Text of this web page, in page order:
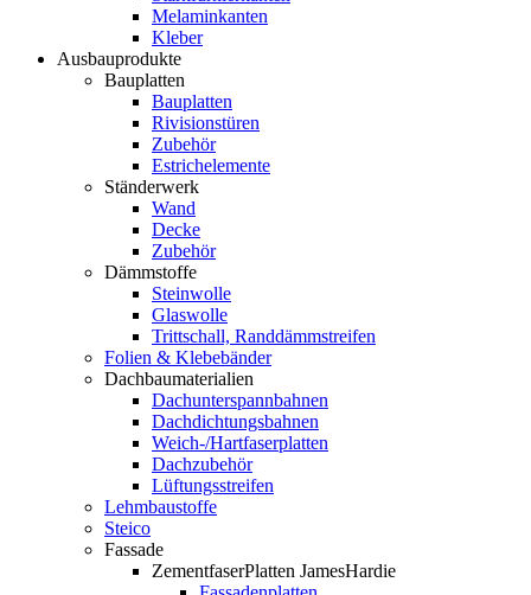
Melaminkanten
Kleber
Ausbauprodukte
Bauplatten
Bauplatten
Rivisionstüren
Zubehör
Estrichelemente
Ständerwerk
Wand
Decke
Zubehör
Dämmstoffe
Steinwolle
Glaswolle
Trittschall, Randdämmstreifen
Folien & Klebebänder
Dachbaumaterialien
Dachunterspannbahnen
Dachdichtungsbahnen
Weich-/Hartfaserplatten
Dachzubehör
Lüftungsstreifen
Lehmbaustoffe
Steico
Fassade
ZementfaserPlatten JamesHardie